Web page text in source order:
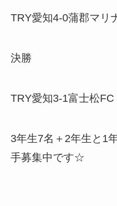
TRY愛知4-0蒲郡マリ
決勝
TRY愛知3-1富士松FC
3年生7名＋2年生と1
手募集中です☆